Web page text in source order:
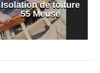
Isolation de toiture
55 Meuse